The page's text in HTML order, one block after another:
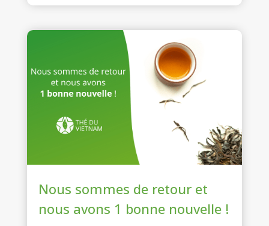
Nous sommes de retour et
nous avons 1 bonne nouvelle !